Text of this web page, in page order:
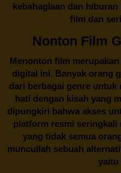
kebahagiaan dan
film dan
Nonton Film
Menonton film
digital ini. Banyak orang
dari berbagai genre untuk
hati dengan kisah yang
dipungkiri bahwa akses
platform resmi seringkali
yang tidak semua
muncullah sebuah
yaitu